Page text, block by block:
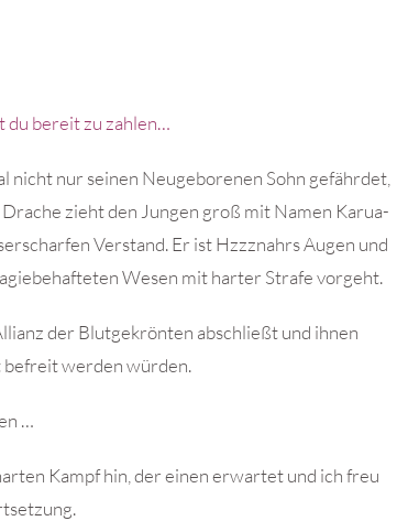
du bereit zu zahlen…
nicht nur seinen Neugeborenen Sohn gefährdet,
zieht den Jungen groß mit Namen Karua-
Verstand. Er ist Hzzznahrs Augen und
Wesen mit harter Strafe vorgeht.
der Blutgekrönten abschließt und ihnen
befreit werden würden.
…
Kampf hin, der einen erwartet und ich freu